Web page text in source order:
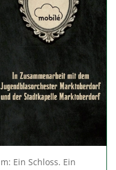
Ein Schloss. Ein